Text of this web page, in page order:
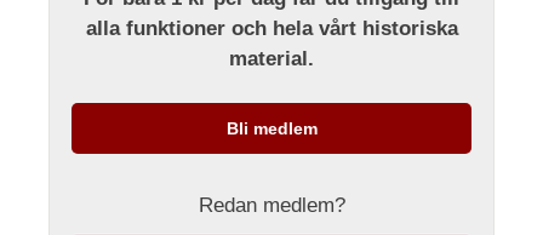
alla funktioner och hela vårt historiska
material.
Bli medlem
Redan medlem?